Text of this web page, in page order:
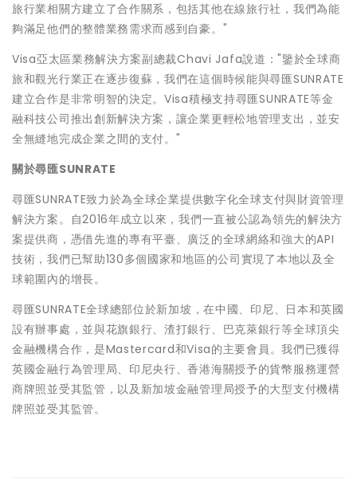
旅行業相關方建立了合作關系，包括其他在線旅行社，我們為能
夠滿足他們的整體業務需求而感到自豪。"
Visa亞太區業務解決方案副總裁Chavi Jafa說道："鑒於全球商
旅和觀光行業正在逐步復蘇，我們在這個時候能與尋匯SUNRATE
建立合作是非常明智的決定。Visa積極支持尋匯SUNRATE等金
融科技公司推出創新解決方案，讓企業更輕松地管理支出，並安
全無縫地完成企業之間的支付。"
關於尋匯SUNRATE
尋匯SUNRATE致力於為全球企業提供數字化全球支付與財資管理
解決方案。自2016年成立以來，我們一直被公認為領先的解決方
案提供商，憑借先進的專有平臺、廣泛的全球網絡和強大的API
技術，我們已幫助130多個國家和地區的公司實現了本地以及全
球範圍內的增長。
尋匯SUNRATE全球總部位於新加坡，在中國、印尼、日本和英國
設有辦事處，並與花旗銀行、渣打銀行、巴克萊銀行等全球頂尖
金融機構合作，是Mastercard和Visa的主要會員。我們已獲得
英國金融行為管理局、印尼央行、香港海關授予的貨幣服務運營
商牌照並受其監管，以及新加坡金融管理局授予的大型支付機構
牌照並受其監管。